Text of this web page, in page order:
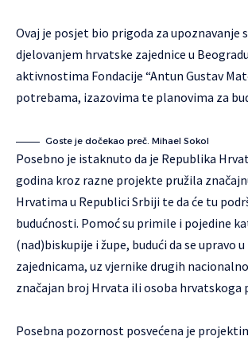
Ovaj je posjet bio prigoda za upoznavanje
djelovanjem hrvatske zajednice u
aktivnostima Fondacije “Antun Gustav
potrebama, izazovima te planovima za
Goste je dočekao preč. Mihael Sokol
Posebno je istaknuto da je Republika
godina kroz razne projekte pružila
Hrvatima u Republici Srbiji te da će tu
budućnosti. Pomoć su primile i pojedine
(nad)biskupije i župe, budući da se upravo
zajednicama, uz vjernike drugih
značajan broj Hrvata ili osoba hrvatskoga
Posebna pozornost posvećena je